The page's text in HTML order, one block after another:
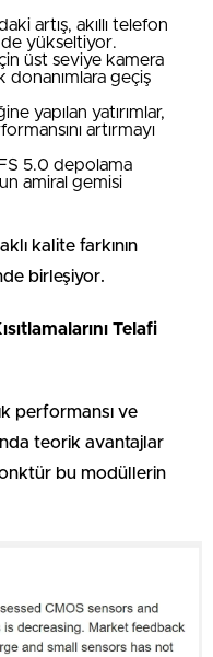
artış, akıllı telefon
yükseltiyor.
üst seviye kamera
geçiş
yapılan yatırımlar,
artırmayı
5.0 depolama
amiral gemisi
kalite farkının
birleşiyor.
Telafi
performansı ve
teorik avantajlar
bu modüllerin